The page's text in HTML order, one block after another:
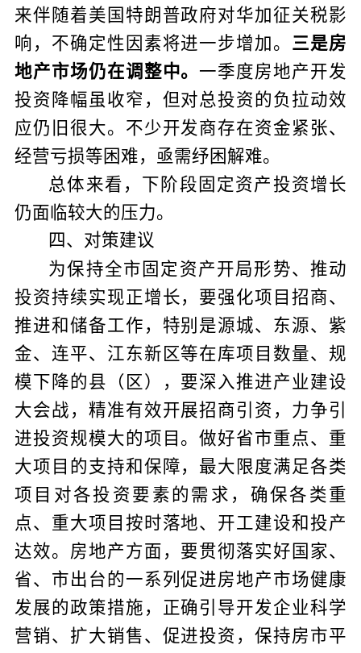
来伴随着美国特朗普政府对华加征关税影
响，不确定性因素将进一步增加。 三是房
地产市场仍在调整中。 一季度房地产开发
投资降幅虽收窄，但对总投资的负拉动效
应仍旧很大。不少开发商存在资金紧张、
经营亏损等困难，亟需纾困解难。
总体来看，下阶段固定资产投资增长
仍面临较大的压力。
四、对策建议
为保持全市固定资产开局形势、推动
投资持续实现正增长，要强化项目招商、
推进和储备工作，特别是源城、东源、紫
金、连平、江东新区等在库项目数量、规
模下降的县（区），要深入推进产业建设
大会战，精准有效开展招商引资，力争引
进投资规模大的项目。做好省市重点、重
大项目的支持和保障，最大限度满足各类
项目对各投资要素的需求，确保各类重
点、重大项目按时落地、开工建设和投产
达效。房地产方面，要贯彻落实好国家、
省、市出台的一系列促进房地产市场健康
发展的政策措施，正确引导开发企业科学
营销、扩大销售、促进投资，保持房市平